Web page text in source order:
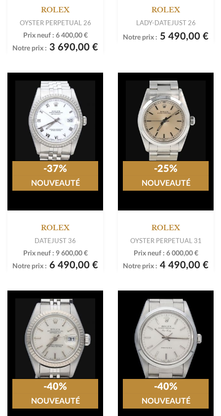
ROLEX
OYSTER PERPETUAL 26
Prix neuf : 6 400,00 €
Notre prix : 3 690,00 €
ROLEX
LADY-DATEJUST 26
Notre prix : 5 490,00 €
ROLEX
DATEJUST 36
Prix neuf : 9 600,00 €
Notre prix : 6 490,00 €
-37%
NOUVEAUTÉ
ROLEX
OYSTER PERPETUAL 31
Prix neuf : 6 000,00 €
Notre prix : 4 490,00 €
-25%
NOUVEAUTÉ
-40%
NOUVEAUTÉ
-40%
NOUVEAUTÉ